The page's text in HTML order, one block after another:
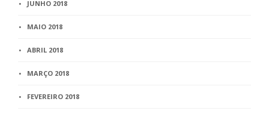
JUNHO 2018
MAIO 2018
ABRIL 2018
MARÇO 2018
FEVEREIRO 2018